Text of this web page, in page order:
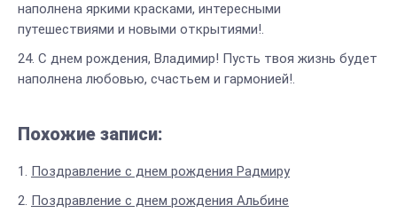
наполнена яркими красками, интересными
путешествиями и новыми открытиями!.
С днем рождения, Владимир! Пусть твоя жизнь будет
наполнена любовью, счастьем и гармонией!.
Похожие записи:
Поздравление с днем рождения Радмиру
Поздравление с днем рождения Альбине